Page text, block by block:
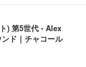
) 第5世代 - Alex
ド｜チャコール